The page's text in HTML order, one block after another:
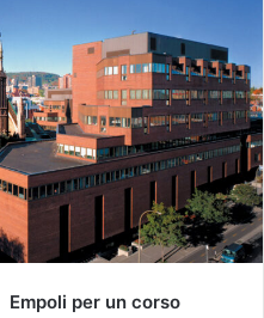
Empoli per un corso